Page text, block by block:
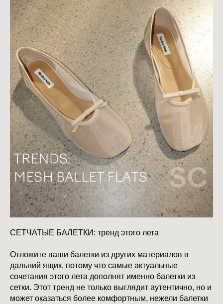
СЕТЧАТЫЕ БАЛЕТКИ: тренд этого лета
Отложите ваши балетки из других материалов в
дальний ящик, потому что самые актуальные
сочетания этого лета дополнят именно балетки из
сетки. Этот тренд не только выглядит аутентично, но и
может оказаться более комфортным, нежели балетки